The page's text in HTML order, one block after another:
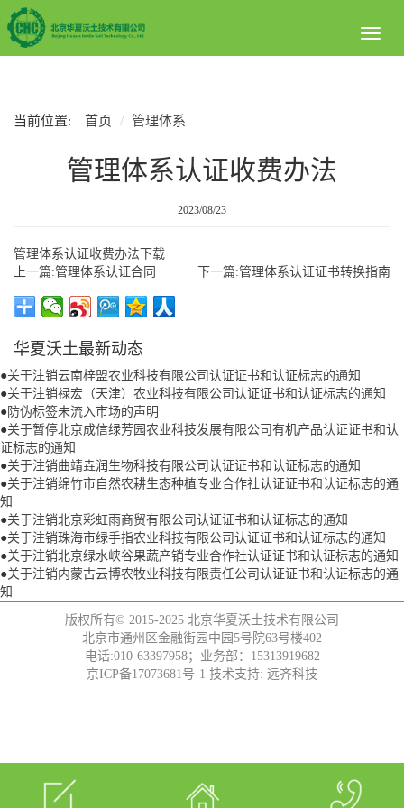
Toggle
当前位置: 首页 管理体系
管理体系认证收费办法
2023/08/23
管理体系认证收费办法下载
上一篇:管理体系认证合同
下一篇:管理体系认证证书转换指南
华夏沃土最新动态
●关于注销云南梓盟农业科技有限公司认证证书和认证标志的通知
●关于注销禄宏（天津）农业科技有限公司认证证书和认证标志的通知
●防伪标签未流入市场的声明
●关于暂停北京成信绿芳园农业科技发展有限公司有机产品认证证书和认
证标志的通知
●关于注销曲靖垚润生物科技有限公司认证证书和认证标志的通知
●关于注销绵竹市自然农耕生态种植专业合作社认证证书和认证标志的通
知
●关于注销北京彩虹雨商贸有限公司认证证书和认证标志的通知
●关于注销珠海市绿手指农业科技有限公司认证证书和认证标志的通知
●关于注销北京绿水峡谷果蔬产销专业合作社认证证书和认证标志的通知
●关于注销内蒙古云博农牧业科技有限责任公司认证证书和认证标志的通
知
版权所有© 2015-2025 北京华夏沃土技术有限公司
北京市通州区金融街园中园5号院63号楼402
电话:010-63397958；业务部：15313919682
京ICP备17073681号-1 技术支持: 远齐科技